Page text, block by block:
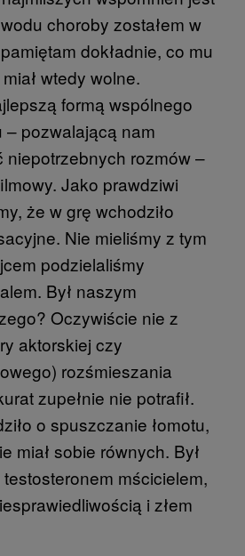
choroby zostałem w
dokładnie, co mu
wtedy wolne.
formą wspólnego
pozwalającą nam
niepotrzebnych rozmów –
Jako prawdziwi
że w grę wchodziło
Nie mieliśmy z tym
podzielaliśmy
Był naszym
Oczywiście nie z
aktorskiej czy
rozśmieszania
zupełnie nie potrafił.
o spuszczanie łomotu,
miał sobie równych. Był
mścicielem,
i złem